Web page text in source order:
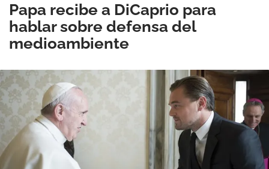
Papa recibe a DiCaprio para
hablar sobre defensa del
medioambiente